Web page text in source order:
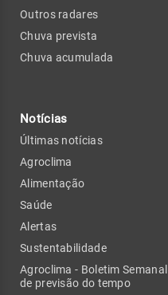
Outros radares
Chuva prevista
Chuva acumulada
Notícias
Últimas notícias
Agroclima
Alimentação
Saúde
Alertas
Sustentabilidade
Agroclima - Boletim Semanal
de previsão do tempo